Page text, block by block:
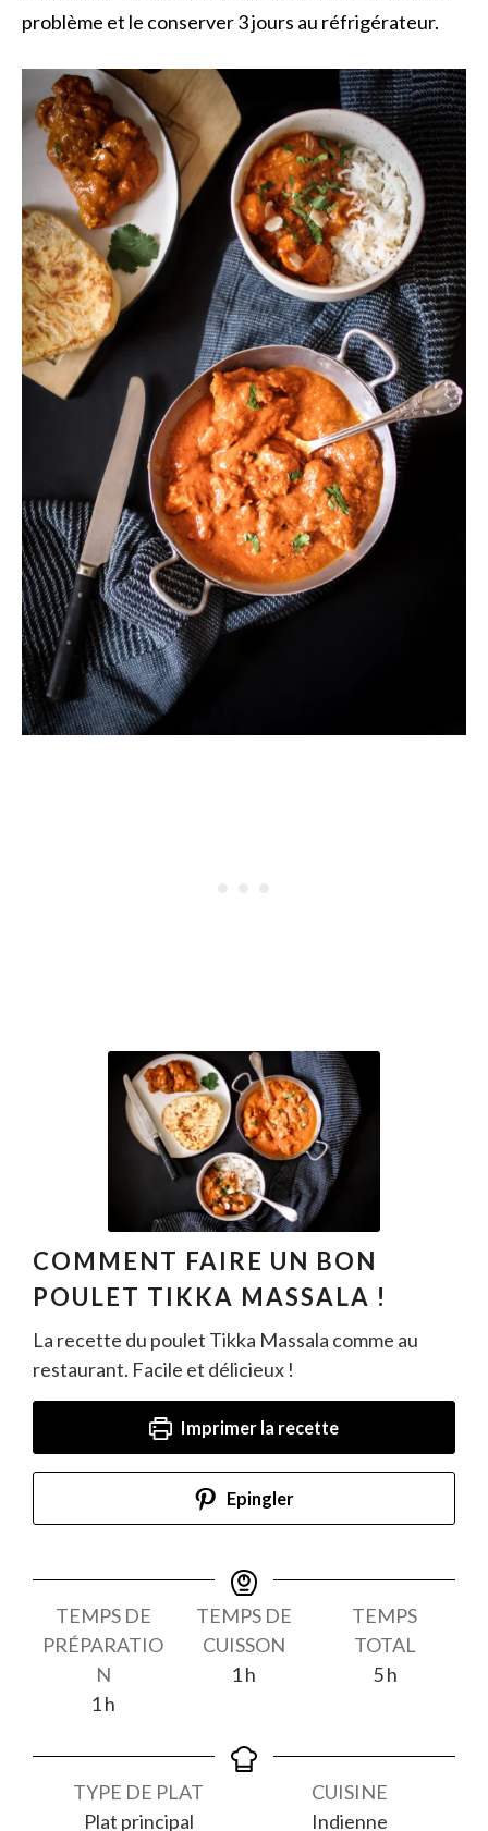
problème et le conserver 3 jours au réfrigérateur.
COMMENT FAIRE UN BON
POULET TIKKA MASSALA !
La recette du poulet Tikka Massala comme au
restaurant. Facile et délicieux !
Imprimer la recette
Epingler
TEMPS DE
PRÉPARATIO
N
1heure
h
TEMPS DE
CUISSON
1heure
h
TEMPS
TOTAL
5heures
h
TYPE DE PLAT
Plat principal
CUISINE
Indienne